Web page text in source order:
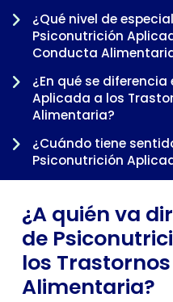
¿Qué nivel de
Psiconutrición
Conducta
¿En qué se
Aplicada a los
Alimentaria?
¿Cuándo tiene
Psiconutrición
Conducta
¿A quién va
de
los
Alimentaria?